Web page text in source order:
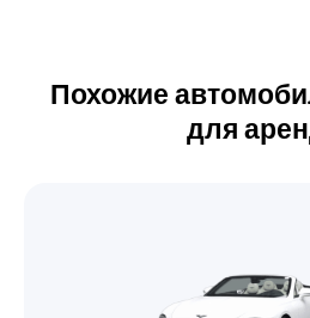
Похожие
для